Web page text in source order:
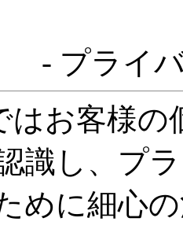
- プライ
はお客様の
識し、プ
めに細心